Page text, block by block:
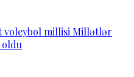
voleybol millisi Millətlər
oldu